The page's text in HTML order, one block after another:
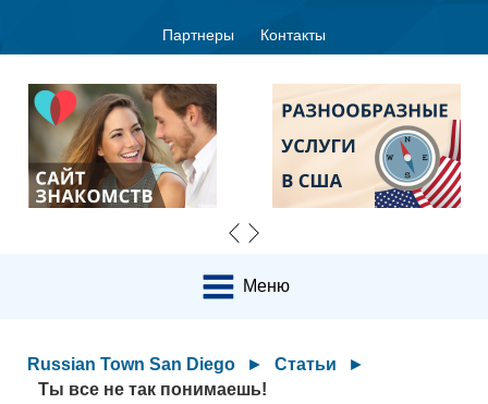
Партнеры Контакты
Меню
Russian Town San Diego ► Статьи
►
Ты все не так понимаешь!